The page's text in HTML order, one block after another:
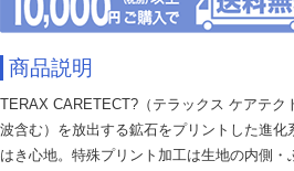
商品説明
TERAX CARETECT?（テラックス ケアテク
波含む）を放出する鉱石をプリントした進
はき心地。特殊プリント加工は生地の内側